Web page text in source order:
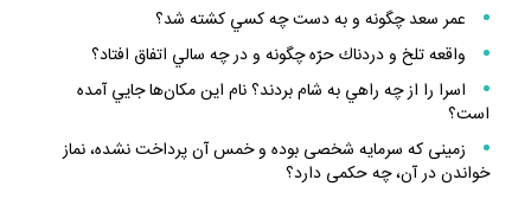
عمر سعد چگونه و به دست چه كسي كشته شد؟
واقعه تلخ و دردناك حرّه چگونه و در چه سالي اتفاق افتاد؟
اسرا را از چه راهي به شام بردند؟ نام اين مكان‌ها جايي آمده
است؟
زمينى كه سرمايه شخصى بوده و خمس آن پرداخت نشده، نماز
خواندن در آن، چه حكمى دارد؟